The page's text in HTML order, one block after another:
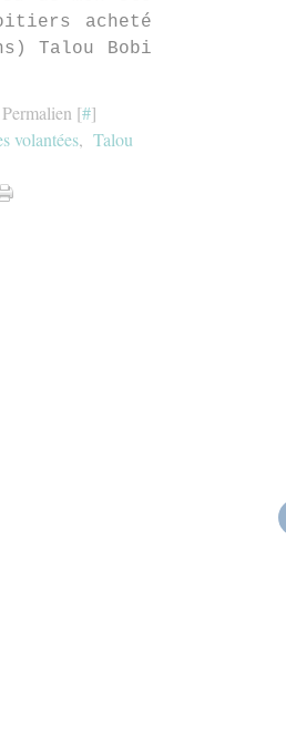
acheté
Talou Bobi
[#]
volantées, Talou